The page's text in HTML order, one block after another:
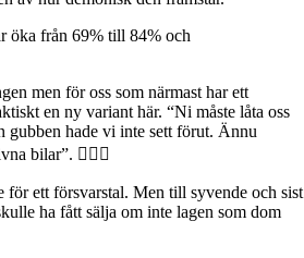
öka från 69% till 84% och
men för oss som närmast har ett
en ny variant här. “Ni måste låta oss
gubben hade vi inte sett förut. Ännu
bilar”. 🤦🏻‍♀️
ett försvarstal. Men till syvende och sist
ha fått sälja om inte lagen som dom